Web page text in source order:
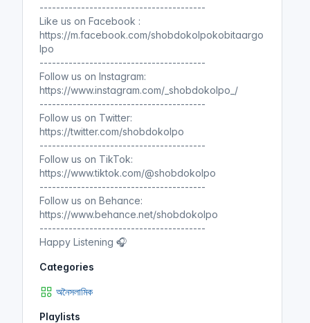
লাহোর সম্মেলেনে মুজিব এর যে প্রস্তাব
জানতেন না অনেক আওয়ামী নেতারাও
মাসুদুল হক)
Shobdo Kolpo
মাসুদুল হক
৬ দফার নেপথ্যে আইয়ুব খানকে সরিয়ে
অডিওবুক
(বাংলাদেশের স্বাধীনতা যুদ্ধে র এবং
সিআইএ : মাসুদুল হক)
Shobdo Kolpo
----------------------------------------
Like us on Facebook :
https://m.facebook.com/shobdokolpokobitaargo
lpo
----------------------------------------
Follow us on Instagram:
https://www.instagram.com/_shobdokolpo_/
----------------------------------------
Follow us on Twitter:
https://twitter.com/shobdokolpo
----------------------------------------
Follow us on TikTok:
https://www.tiktok.com/@shobdokolpo
----------------------------------------
Follow us on Behance:
https://www.behance.net/shobdokolpo
----------------------------------------
Happy Listening 🎧
Categories
অনৈসলামিক
Playlists